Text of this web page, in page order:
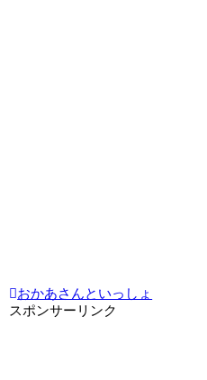
おかあさんといっしょ
スポンサーリンク